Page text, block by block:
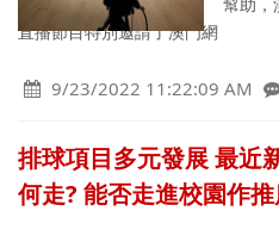
直播節目特別邀請了澳門網
9/23/2022 11:22:09 AM
排球項目多元發展 最近
何走? 能否走進校園作推